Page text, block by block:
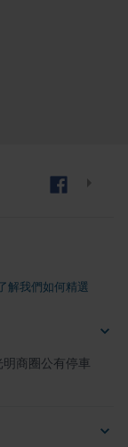
了解我們如何精選
商圈公有停車